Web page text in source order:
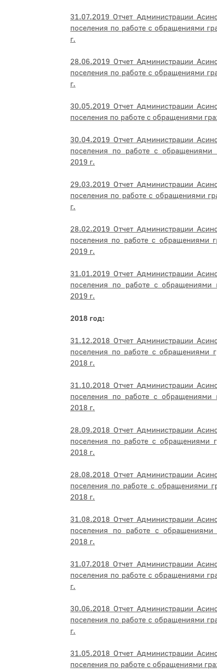
31.07.2019 Отчет Администрации
поселения по работе с обращениями
г.
28.06.2019 Отчет Администрации
поселения по работе с обращениями
г.
30.05.2019 Отчет Администрации
поселения по работе с обращениями
30.04.2019 Отчет Администрации
поселения по работе с обращениями
2019 г.
29.03.2019 Отчет Администрации
поселения по работе с обращениями
г.
28.02.2019 Отчет Администрации
поселения по работе с обращениями
2019 г.
31.01.2019 Отчет Администрации
поселения по работе с обращениями
2019 г.
2018 год:
31.12.2018 Отчет Администрации
поселения по работе с обращениями
2018 г.
31.10.2018 Отчет Администрации
поселения по работе с обращениями
2018 г.
28.09.2018 Отчет Администрации
поселения по работе с обращениями
2018 г.
28.08.2018 Отчет Администрации
поселения по работе с обращениями
2018 г.
31.08.2018 Отчет Администрации
поселения по работе с обращениями
2018 г.
31.07.2018 Отчет Администрации
поселения по работе с обращениями
г.
30.06.2018 Отчет Администрации
поселения по работе с обращениями
г.
31.05.2018 Отчет Администрации
поселения по работе с обращениями